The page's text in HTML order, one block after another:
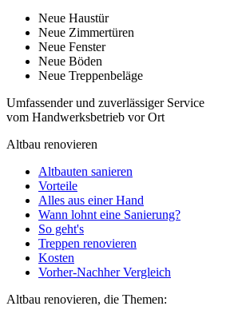
Neue Haustür
Neue Zimmertüren
Neue Fenster
Neue Böden
Neue Treppenbeläge
Umfassender und zuverlässiger Service
vom Handwerksbetrieb vor Ort
Altbau renovieren
Altbauten sanieren
Vorteile
Alles aus einer Hand
Wann lohnt eine Sanierung?
So geht's
Treppen renovieren
Kosten
Vorher-Nachher Vergleich
Altbau renovieren, die Themen: